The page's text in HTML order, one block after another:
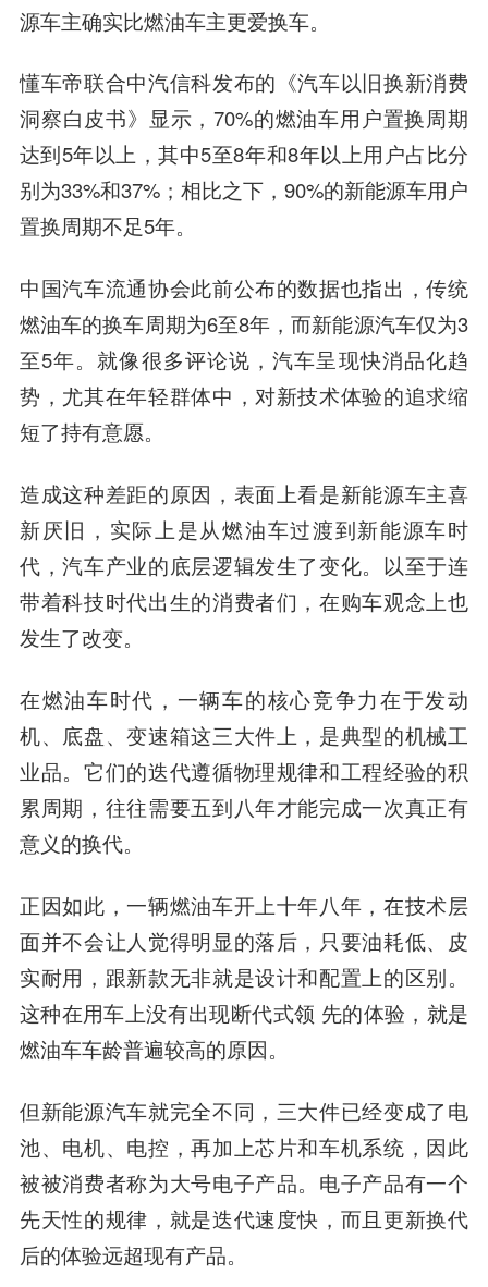
源车主确实比燃油车主更爱换车。
懂车帝联合中汽信科发布的《汽车以旧换新消费
洞察白皮书》显示，70%的燃油车用户置换周期
达到5年以上，其中5至8年和8年以上用户占比分
别为33%和37%；相比之下，90%的新能源车用户
置换周期不足5年。
中国汽车流通协会此前公布的数据也指出，传统
燃油车的换车周期为6至8年，而新能源汽车仅为3
至5年。就像很多评论说，汽车呈现快消品化趋
势，尤其在年轻群体中，对新技术体验的追求缩
短了持有意愿。
造成这种差距的原因，表面上看是新能源车主喜
新厌旧，实际上是从燃油车过渡到新能源车时
代，汽车产业的底层逻辑发生了变化。以至于连
带着科技时代出生的消费者们，在购车观念上也
发生了改变。
在燃油车时代，一辆车的核心竞争力在于发动
机、底盘、变速箱这三大件上，是典型的机械工
业品。它们的迭代遵循物理规律和工程经验的积
累周期，往往需要五到八年才能完成一次真正有
意义的换代。
正因如此，一辆燃油车开上十年八年，在技术层
面并不会让人觉得明显的落后，只要油耗低、皮
实耐用，跟新款无非就是设计和配置上的区别。
这种在用车上没有出现断代式领 先的体验，就是
燃油车车龄普遍较高的原因。
但新能源汽车就完全不同，三大件已经变成了电
池、电机、电控，再加上芯片和车机系统，因此
被被消费者称为大号电子产品。电子产品有一个
先天性的规律，就是迭代速度快，而且更新换代
后的体验远超现有产品。